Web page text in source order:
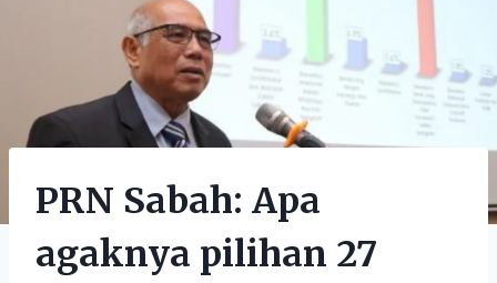
PRN Sabah: Apa
agaknya pilihan 27